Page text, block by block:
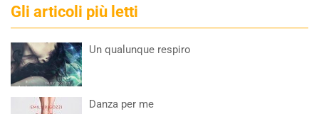
Gli articoli più letti
Un qualunque respiro
Danza per me